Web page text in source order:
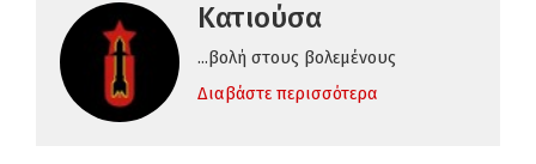
Κατιούσα
...βολή στους βολεμένους
Διαβάστε περισσότερα